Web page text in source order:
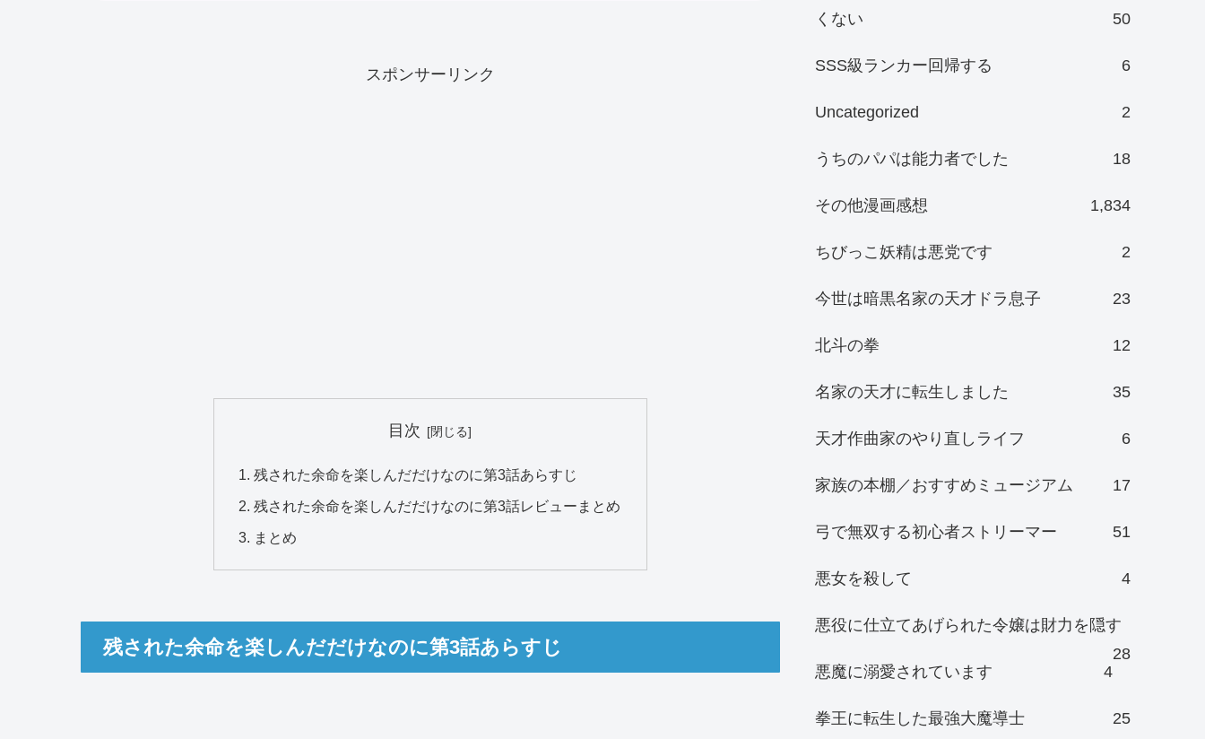
スポンサーリンク
目次
残された余命を楽しんだだけなのに第3話あらすじ
残された余命を楽しんだだけなのに第3話レビューまとめ
まとめ
残された余命を楽しんだだけなのに第3話あらすじ
くない
50
SSS級ランカー回帰する 6
Uncategorized 2
うちのパパは能力者でした 18
その他漫画感想 1,834
ちびっこ妖精は悪党です 2
今世は暗黒名家の天才ドラ息子 23
北斗の拳 12
名家の天才に転生しました 35
天才作曲家のやり直しライフ 6
家族の本棚／おすすめミュージアム 17
弓で無双する初心者ストリーマー 51
悪女を殺して 4
悪役に仕立てあげられた令嬢は財力を隠す
28
悪魔に溺愛されています
4
拳王に転生した最強大魔導士 25